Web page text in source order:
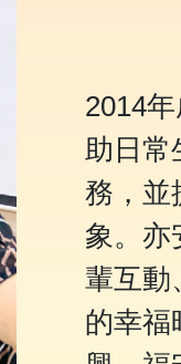
2014
助日常
務，並
象。亦
輩互動
的幸福